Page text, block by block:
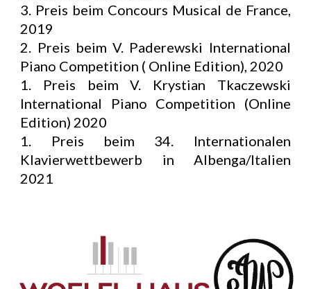
3. Preis beim Concours Musical de France,
2019
2. Preis beim V. Paderewski International
Piano Competition ( Online Edition), 2020
1. Preis beim V. Krystian Tkaczewski
International Piano Competition (Online
Edition) 2020
1. Preis beim 34. Internationalen
Klavierwettbewerb in Albenga/Italien
2021